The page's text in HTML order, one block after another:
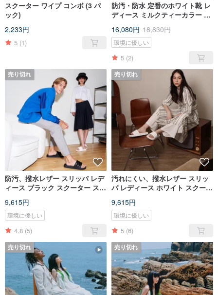
スクーター ワイプ コンボ (3 パ
ック)
2,233円
5 (1)
防汚・防水 定番のホワイト靴 レ
ディース ミルクティーカラー ス
ィース
16,080円 18,830円
環境に優しい
5 (2)
売り切れ
防汚、撥水レザー スリッパ レデ
ィース ブラック スクーター スラ
9,615円
環境に優しい
4.8 (5)
売り切れ
汚れにくい、撥水レザー スリッ
パ レディース ホワイト スクータ
9,615円
環境に優しい
5 (6)
売り切れ 売り切れ